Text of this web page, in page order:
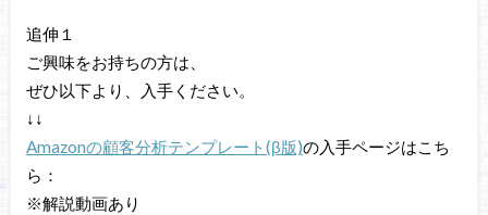
追伸１
ご興味をお持ちの方は、
ぜひ以下より、入手ください。
↓↓
Amazonの顧客分析テンプレート(β版)の入手ページはこち
ら：
※解説動画あり